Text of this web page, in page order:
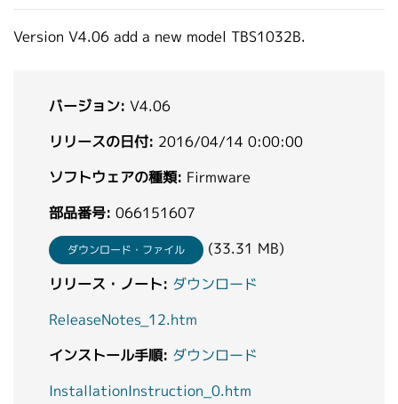
韓国語
Version V4.06 add a new model TBS1032B.
バージョン: V4.06
リリースの日付: 2016/04/14 0:00:00
ソフトウェアの種類: Firmware
部品番号: 066151607
ダウンロード・ファイル
(33.31 MB)
リリース・ノート: ダウンロード
ReleaseNotes_12.htm
インストール手順: ダウンロード
InstallationInstruction_0.htm